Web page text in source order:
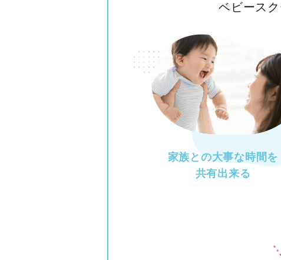
ベビース
家族との大事な時間を
共有出来る